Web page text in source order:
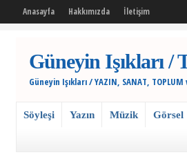
Anasayfa Hakkımızda İletişim
Güneyin Işıkları
Güneyin Işıkları / YAZIN, SANAT, TOPLUM
Söyleşi Yazın Müzik Görsel